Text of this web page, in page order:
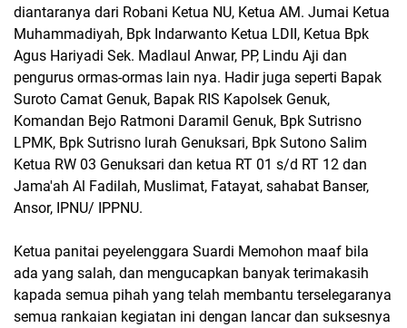
diantaranya dari Robani Ketua NU, Ketua AM. Jumai Ketua
Muhammadiyah, Bpk Indarwanto Ketua LDII, Ketua Bpk
Agus Hariyadi Sek. Madlaul Anwar, PP, Lindu Aji dan
pengurus ormas-ormas lain nya. Hadir juga seperti Bapak
Suroto Camat Genuk, Bapak RIS Kapolsek Genuk,
Komandan Bejo Ratmoni Daramil Genuk, Bpk Sutrisno
LPMK, Bpk Sutrisno lurah Genuksari, Bpk Sutono Salim
Ketua RW 03 Genuksari dan ketua RT 01 s/d RT 12 dan
Jama'ah Al Fadilah, Muslimat, Fatayat, sahabat Banser,
Ansor, IPNU/ IPPNU.
Ketua panitai peyelenggara Suardi Memohon maaf bila
ada yang salah, dan mengucapkan banyak terimakasih
kapada semua pihah yang telah membantu terselegaranya
semua rankaian kegiatan ini dengan lancar dan suksesnya